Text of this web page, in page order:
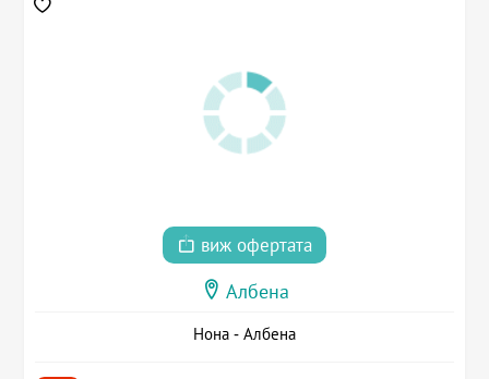
виж офертата
Албена
Нона - Албена